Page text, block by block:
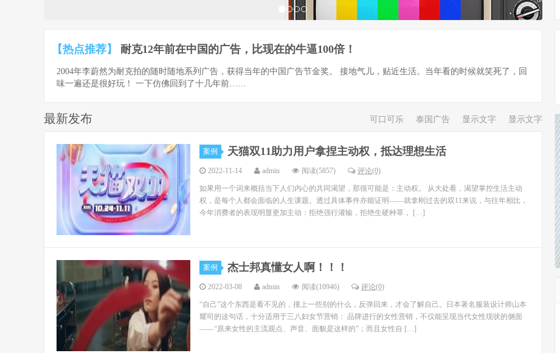
【热点推荐】 耐克12年前在中国的广告，比现在的牛逼100倍！
2004年李蔚然为耐克拍的随时随地系列广告，获得当年的中国广告节金奖。 接地气儿，贴近生活。当年看的时候就笑死了，回
味一遍还是很好玩！ 一下仿佛回到了十几年前……
最新发布 可口可乐 泰国广告 显示文字 显示文字
案例 天猫双11助力用户拿捏主动权，抵达理想生活
2022-11-14 admin 阅读(5857) 评论(0)
如果用一个词来概括当下人们内心的共同渴望，那很可能是：主动权。 从大处看，渴望掌控生活主动
权，是每个人都会面临的人生课题。透过具体事件亦能证明——就拿刚过去的双11来说，与往年相比，
今年消费者的表现明显更加主动：拒绝强行灌输，拒绝生硬种草， […]
案例 杰士邦真懂女人啊！！！
2022-03-08 admin 阅读(10946) 评论(0)
“自己”这个东西是看不见的，撞上一些别的什么，反弹回来，才会了解自己。日本著名服装设计师山本
耀司的这句话，十分适用于三八妇女节营销： 品牌进行的女性营销，不仅能呈现当代女性现状的侧面
——“原来女性的主流观点、声音、面貌是这样的”；而且女性自 […]